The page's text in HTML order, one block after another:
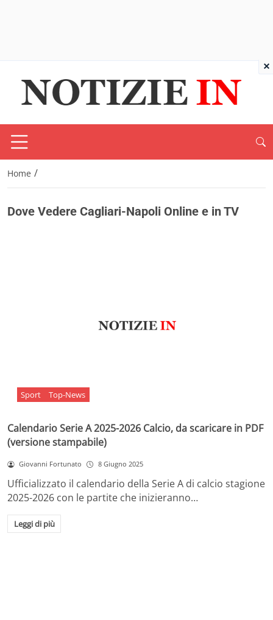
Home /
Dove Vedere Cagliari-Napoli Online e in TV
Sport Top-News
Calendario Serie A 2025-2026 Calcio, da scaricare in PDF
(versione stampabile)
Giovanni Fortunato 8 Giugno 2025
Ufficializzato il calendario della Serie A di calcio stagione
2025-2026 con le partite che inizieranno…
Leggi di più
×